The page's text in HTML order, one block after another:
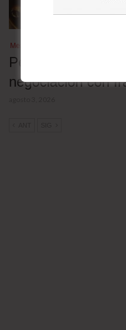
Mercados
Petróleo cae tras
negociación con